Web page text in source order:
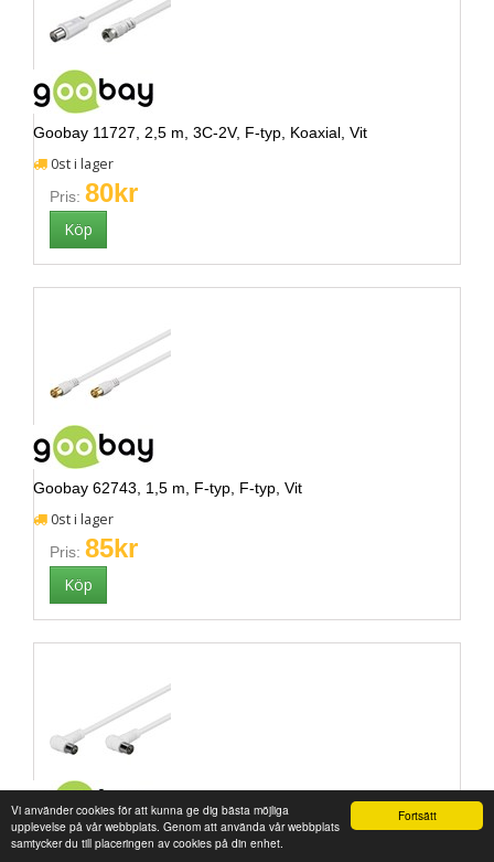
Fortsätt
Vi använder cookies för att kunna ge dig bästa möjliga
upplevelse på vår webbplats. Genom att använda vår webbplats
samtycker du till placeringen av cookies på din enhet.
Goobay 11727, 2,5 m, 3C-2V, F-typ, Koaxial, Vit
0st i lager
Pris: 80kr
Goobay 62743, 1,5 m, F-typ, F-typ, Vit
0st i lager
Pris: 85kr
Goobay 67353, 1,5 m, IEC, IEC, Vit